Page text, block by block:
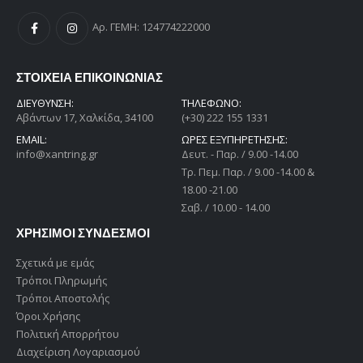
Αρ. ΓΕΜΗ: 124774222000
ΣΤΟΙΧΕΙΑ ΕΠΙΚΟΙΝΩΝΙΑΣ
ΔΙΕΎΘΥΝΣΗ:
Αβάντων 17, Χαλκίδα, 34100
ΤΗΛΕΦΩΝΟ:
(+30) 222 155 1331
EMAIL:
info@xantring.gr
ΩΡΕΣ ΕΞΥΠΗΡΕΤΗΣΗΣ:
Δευτ. - Παρ. / 9.00 -14.00
Tρ. Πεμ. Παρ. / 9.00 -14.00 &
18.00 -21.00
Σαβ. / 10.00 - 14.00
ΧΡΗΣΙΜΟΙ ΣΥΝΔΕΣΜΟΙ
Σχετικά με εμάς
Τρόποι Πληρωμής
Τρόποι Αποστολής
Όροι Χρήσης
Πολιτική Απορρήτου
Διαχείριση Λογαριασμού